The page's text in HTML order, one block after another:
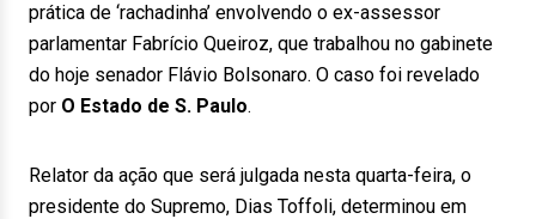
prática de ‘rachadinha’ envolvendo o ex-assessor
parlamentar Fabrício Queiroz, que trabalhou no gabinete
do hoje senador Flávio Bolsonaro. O caso foi revelado
por O Estado de S. Paulo.
Relator da ação que será julgada nesta quarta-feira, o
presidente do Supremo, Dias Toffoli, determinou em